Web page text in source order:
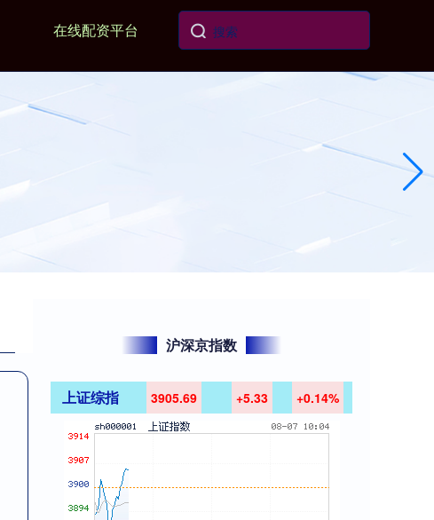
在线配资平台
沪深京指数
上证综指 3905.69 +5.33 +0.14%